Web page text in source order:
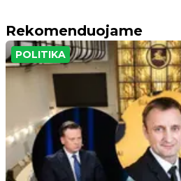
Rekomenduojame
POLITIKA